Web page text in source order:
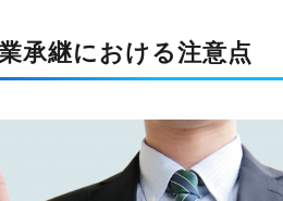
承継における注意点